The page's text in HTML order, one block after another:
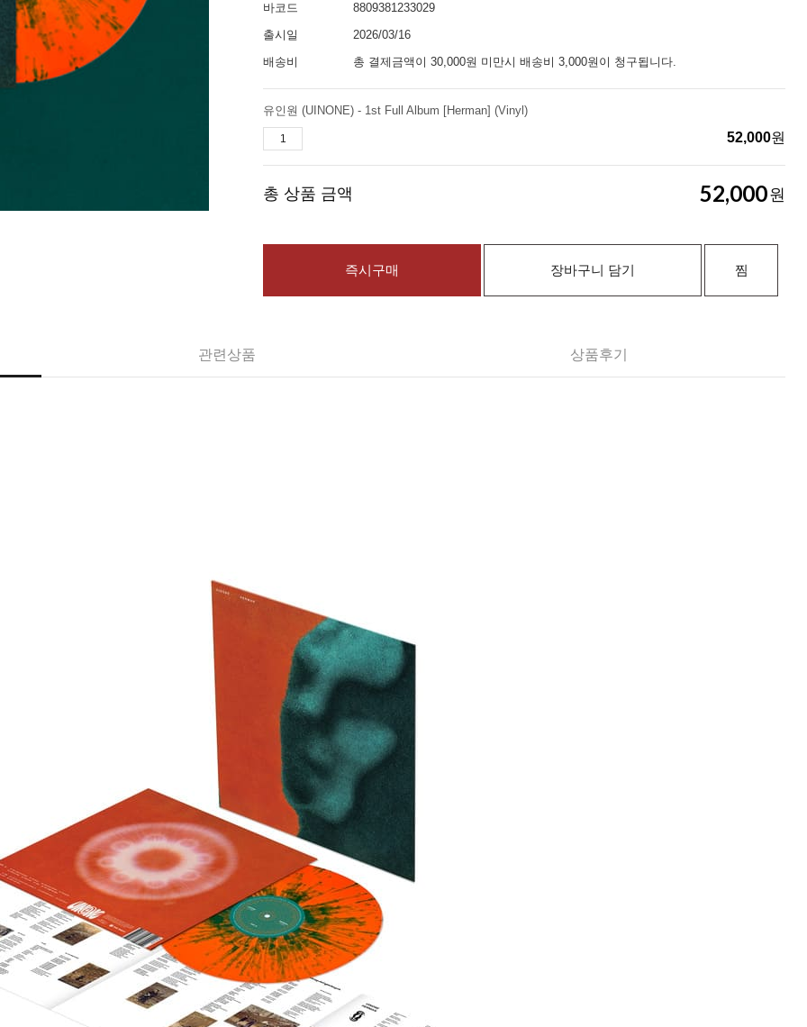
바코드
8809381233029
출시일
2026/03/16
배송비
총 결제금액이 30,000원 미만시 배송비 3,000원이 청구됩니다.
유인원 (UINONE) - 1st Full Album [Herman] (Vinyl)
52,000원
총 상품 금액 52,000원
즉시구매 장바구니 담기 찜
관련상품 상품후기